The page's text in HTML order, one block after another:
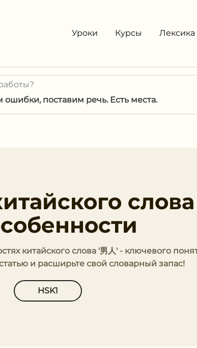
Уроки Курсы Лексика
поставим речь. Есть места.
слова
китайского слова '男人' - ключевого
и расширьте свой словарный запас!
HSK1